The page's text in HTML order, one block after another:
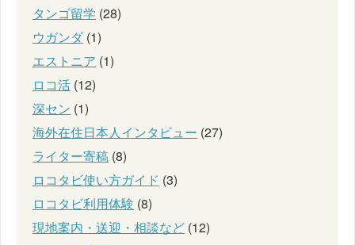
タンゴ留学 (28)
ウガンダ(1)
エストニア (1)
ロコ活 (12)
深セン (1)
海外在住日本人インタビュー (27)
ライター寄稿 (8)
ロコタビ使い方ガイド (3)
ロコタビ利用体験 (8)
現地案内・送迎・相談など (12)